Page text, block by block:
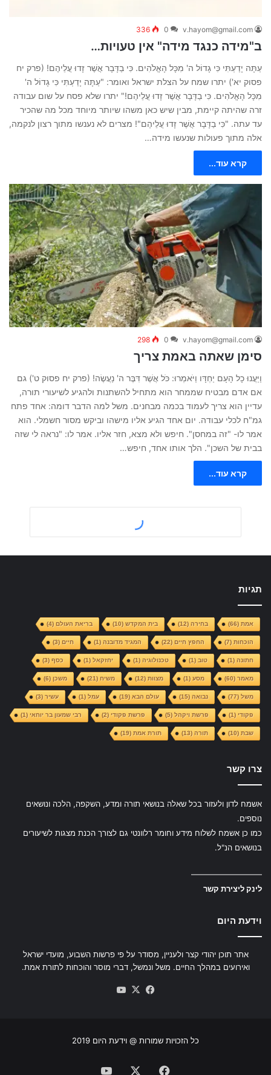
v.hayom@gmail.com
0
336
ב"מידה כנגד מידה" אין טעויות…
עַתָּה יָדַעְתִּי כִּי גָדוֹל ה' מִכָּל הָאֱלֹהִים. כִּי בַדָּבָר אֲשֶׁר זָדוּ עֲלֵיהֶם! (פרק יח
פסוק יא') יתרו שמח על הצלת ישראל ואומר: "עַתָּה יָדַעְתִּי כִּי גָדוֹל ה'
מִכָּל הָאֱלֹהִים. כִּי בַדָּבָר אֲשֶׁר זָדוּ עֲלֵיהֶם!" יתרו שלא פסח על שום עבודה
זרה שהיתה קיימת, מבין שיש כאן משהו שיותר מיוחד מכל מה שהכיר
עד עתה. "כִּי בַדָּבָר אֲשֶׁר זָדוּ עֲלֵיהֶם"! מצרים לא נענשו מתוך רצון לנקמה,
אלה מתוך פעולות שנעשו מידה…
קרא עוד...
v.hayom@gmail.com
0
298
סימן שאתה באמת צריך
וַיַּעֲנוּ כָל הָעָם יַחְדָּו וַיֹּאמְרוּ: כֹּל אֲשֶׁר דִּבֶּר ה' נַעֲשֶׂה! (פרק יח פסוק ט') גם
אם אדם מבטיח שממחר הוא מתחיל להשתנות ולהגיע לשיעורי תורה,
עדיין הוא צריך לעמוד בכמה מבחנים. משל למה הדבר דומה: אחד פתח
גמ"ח לכלי עבודה. יום אחד הגיע אליו מישהו וביקש מסור חשמלי. הוא
אמר לו- "זה במחסן". חיפש ולא מצא, חזר אליו. אמר לו: "נראה לי שזה
בבית של השכן". הלך אותו אחד, חיפש…
קרא עוד...
תגיות
אמת(66) בחירה(12) בית המקדש(10) בריאת העולם(4)
הוכחות(7) החפץ חיים(22) המגיד מדובנה(1) חיים(3)
חתונה(1) טוב(1) טכנולוגיה(1) יחזקאל(1) כסף(3)
מאמר(60) מסע(1) מצוות(12) משיח(21) משכן(6)
משל(77) נבואה(15) עולם הבא(19) עמל(1) עשיר(3)
פקודי (1) פרשת ויקהל(5) פרשת פקודי (2) רבי שמעון בר יוחאי (1)
שבת(10) תורה(13) תורת אמת(19)
צרו קשר
אשמח לדון ולעזור בכל שאלה בנושאי תורה ומדע, השקפה, הלכה ונושאים
נוספים.
כמו כן אשמח לשלוח מידע וחומר רלוונטי גם לצורך הכנת מצגות לשיעורים
בנושאים הנ"ל.
—————————
לינק ליצירת קשר
וידעת היום
אתר תוכן יהודי קצר ולעניין, מסודר על פי פרשות השבוע, מועדי ישראל
ואירועים במהלך החיים. משל ונמשל, דברי מוסר והוכחות לתורת אמת.
Facebook
X
כל הזכויות שמורות @ וידעת היום 2019
Facebook